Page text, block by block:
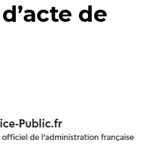
de